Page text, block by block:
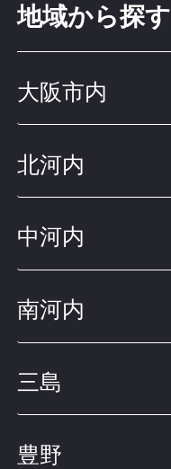
地域から探す
大阪市内
北河内
中河内
南河内
三島
豊野